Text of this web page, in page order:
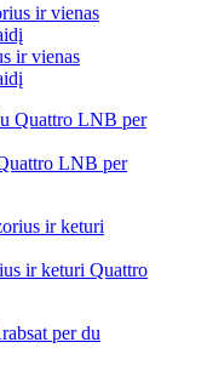
ir vienas
LNB per
ir keturi Quattro